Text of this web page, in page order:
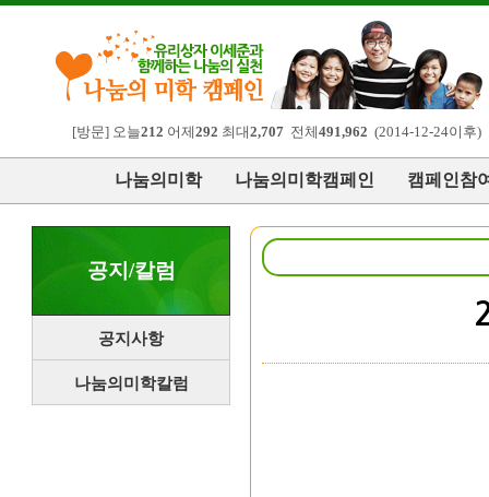
[방문] 오늘212 어제 292 최대 2,707전체 491,962 (2014-12-24이후)
나눔의미학 나눔의미학캠페인 캠페인참
공지/칼럼
공지사항
나눔의미학칼럼